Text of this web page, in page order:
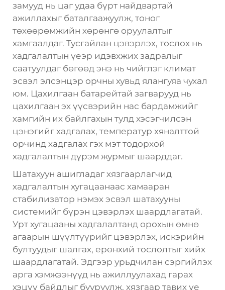
замууд нь цаг удаа бүрт найдвартай
ажиллахыг баталгаажуулж, тоног
төхөөрөмжийн хөрөнгө оруулалтыг
хамгаалдаг. Тусгайлан цэвэрлэх, тослох нь
хадгалалтын үеэр идэвхжих задралыг
саатуулдаг бөгөөд энэ нь чийглэг климат
эсвэл элсэнцэр орчны хувьд ялангуяа чухал
юм. Цахилгаан батарейтай загварууд нь
цахилгаан эх үүсвэрийн нас бардамжийг
хамгийн их байлгахын тулд хэсэгчилсэн
цэнэгийг хадгалах, температур хяналттой
орчинд хадгалах гэх мэт тодорхой
хадгалалтын дүрэм журмыг шаарддаг.
Шатахуун ашигладаг хязгаарлагчид
хадгалалтын хугацаанаас хамааран
стабилизатор нэмэх эсвэл шатахууны
системийг бүрэн цэвэрлэх шаардлагатай.
Урт хугацааны хадгалалтанд орохын өмнө
агаарын шүүлтүүрийг цэвэрлэх, искэрийн
бултуудыг шалгах, ерөнхий тослолтыг хийх
шаардлагатай. Эдгээр урьдчилан сэргийлэх
арга хэмжээнүүд нь ажиллуулахад гарах
хэцүү байдлыг бууруулж, хязгаар тавих үе